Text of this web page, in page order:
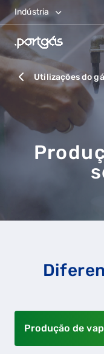
Indústria
Utilizações do
Produção de